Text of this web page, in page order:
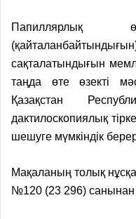
Папиллярлық
сақталатындығын
таңда өте өзекті
Қазақстан
дактилоскопиялық
шешуге мүмкіндік
Мақаланың толық
№120 (23 296) санынан